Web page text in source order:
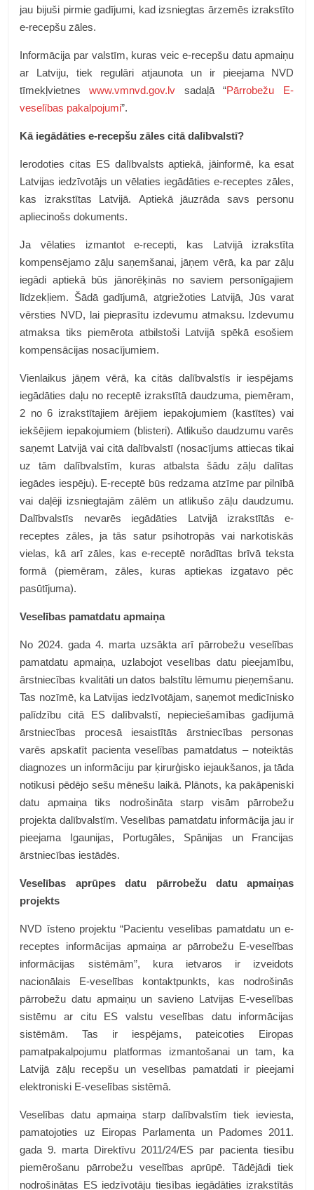
jau bijuši pirmie gadījumi, kad izsniegtas ārzemēs izrakstīto
e-recepšu zāles.
Informācija par valstīm, kuras veic e-recepšu datu apmaiņu
ar Latviju, tiek regulāri atjaunota un ir pieejama NVD
tīmekļvietneswww.vmnvd.gov.lv sadaļā “Pārrobežu E-
veselības pakalpojumi”.
Kā iegādāties e-recepšu zāles citā dalībvalstī?
Ierodoties citas ES dalībvalsts aptiekā, jāinformē, ka esat
Latvijas iedzīvotājs un vēlaties iegādāties e-receptes zāles,
kas izrakstītas Latvijā. Aptiekā jāuzrāda savs personu
apliecinošs dokuments.
Ja vēlaties izmantot e-recepti, kas Latvijā izrakstīta
kompensējamo zāļu saņemšanai, jāņem vērā, ka par zāļu
iegādi aptiekā būs jānorēķinās no saviem personīgajiem
līdzekļiem. Šādā gadījumā, atgriežoties Latvijā, Jūs varat
vērsties NVD, lai pieprasītu izdevumu atmaksu. Izdevumu
atmaksa tiks piemērota atbilstoši Latvijā spēkā esošiem
kompensācijas nosacījumiem.
Vienlaikus jāņem vērā, ka citās dalībvalstīs ir iespējams
iegādāties daļu no receptē izrakstītā daudzuma, piemēram,
2 no 6 izrakstītajiem ārējiem iepakojumiem (kastītes) vai
iekšējiem iepakojumiem (blisteri). Atlikušo daudzumu varēs
saņemt Latvijā vai citā dalībvalstī (nosacījums attiecas tikai
uz tām dalībvalstīm, kuras atbalsta šādu zāļu dalītas
iegādes iespēju). E-receptē būs redzama atzīme par pilnībā
vai daļēji izsniegtajām zālēm un atlikušo zāļu daudzumu.
Dalībvalstīs nevarēs iegādāties Latvijā izrakstītās e-
receptes zāles, ja tās satur psihotropās vai narkotiskās
vielas, kā arī zāles, kas e-receptē norādītas brīvā teksta
formā (piemēram, zāles, kuras aptiekas izgatavo pēc
pasūtījuma).
Veselības pamatdatu apmaiņa
No 2024. gada 4. marta uzsākta arī pārrobežu veselības
pamatdatu apmaiņa, uzlabojot veselības datu pieejamību,
ārstniecības kvalitāti un datos balstītu lēmumu pieņemšanu.
Tas nozīmē, ka Latvijas iedzīvotājam, saņemot medicīnisko
palīdzību citā ES dalībvalstī, nepieciešamības gadījumā
ārstniecības procesā iesaistītās ārstniecības personas
varēs apskatīt pacienta veselības pamatdatus – noteiktās
diagnozes un informāciju par ķirurģisko iejaukšanos, ja tāda
notikusi pēdējo sešu mēnešu laikā. Plānots, ka pakāpeniski
datu apmaiņa tiks nodrošināta starp visām pārrobežu
projekta dalībvalstīm. Veselības pamatdatu informācija jau ir
pieejama Igaunijas, Portugāles, Spānijas un Francijas
ārstniecības iestādēs.
Veselības aprūpes datu pārrobežu datu apmaiņas
projekts
NVD īsteno projektu “Pacientu veselības pamatdatu un e-
receptes informācijas apmaiņa ar pārrobežu E-veselības
informācijas sistēmām”, kura ietvaros ir izveidots
nacionālais E-veselības kontaktpunkts, kas nodrošinās
pārrobežu datu apmaiņu un savieno Latvijas E-veselības
sistēmu ar citu ES valstu veselības datu informācijas
sistēmām. Tas ir iespējams, pateicoties Eiropas
pamatpakalpojumu platformas izmantošanai un tam, ka
Latvijā zāļu recepšu un veselības pamatdati ir pieejami
elektroniski E-veselības sistēmā.
Veselības datu apmaiņa starp dalībvalstīm tiek ieviesta,
pamatojoties uz Eiropas Parlamenta un Padomes 2011.
gada 9. marta Direktīvu 2011/24/ES par pacienta tiesību
piemērošanu pārrobežu veselības aprūpē. Tādējādi tiek
nodrošinātas ES iedzīvotāju tiesības iegādāties izrakstītās